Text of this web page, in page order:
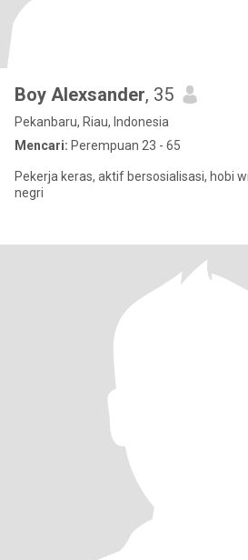
Boy Alexsander, 35
Pekanbaru, Riau, Indonesia
Mencari: Perempuan 23 - 65
Pekerja keras, aktif bersosialisasi, hobi
negri